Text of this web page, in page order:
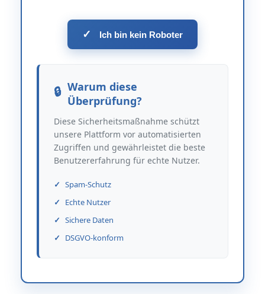
✓ Ich bin kein Roboter
Warum diese
Überprüfung?
Diese Sicherheitsmaßnahme schützt
unsere Plattform vor automatisierten
Zugriffen und gewährleistet die beste
Benutzererfahrung für echte Nutzer.
Spam-Schutz
Echte Nutzer
Sichere Daten
DSGVO-konform